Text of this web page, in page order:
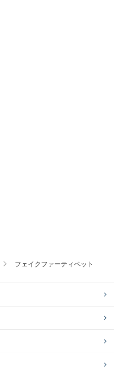
フェイクファーティペット